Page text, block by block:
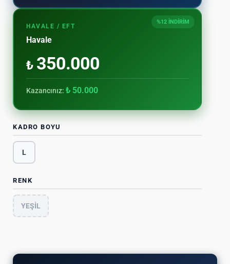
%12 İNDİRİM
HAVALE / EFT
Havale
₺350.000
Kazancınız: ₺ 50.000
KADRO BOYU
L
RENK
YEŞİL